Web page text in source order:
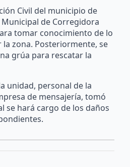
Civil del municipio de
de Corregidora
tomar conocimiento de lo
zona. Posteriormente, se
grúa para rescatar la
unidad, personal de la
de mensajería, tomó
se hará cargo de los daños